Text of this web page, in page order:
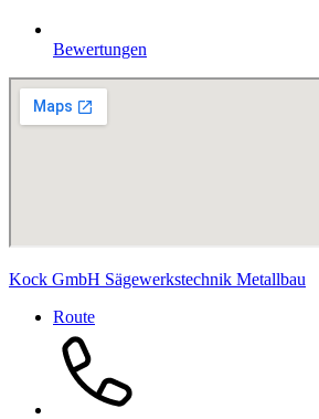
Bewertungen
Kock GmbH Sägewerkstechnik Metallbau
Route